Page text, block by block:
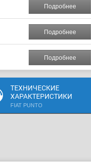
Подробнее
Подробнее
Подробнее
ТЕХНИЧЕСКИЕ
ХАРАКТЕРИСТИКИ
FIAT PUNTO